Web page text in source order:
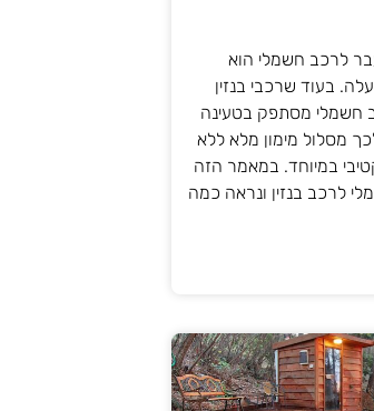
לרכב חשמלי הוא
בעוד שרכבי בנזין
חשמלי מסתפק בטעינה
מסלול מימון מלא ללא
במיוחד. במאמר הזה
לרכב בנזין ונראה כמה